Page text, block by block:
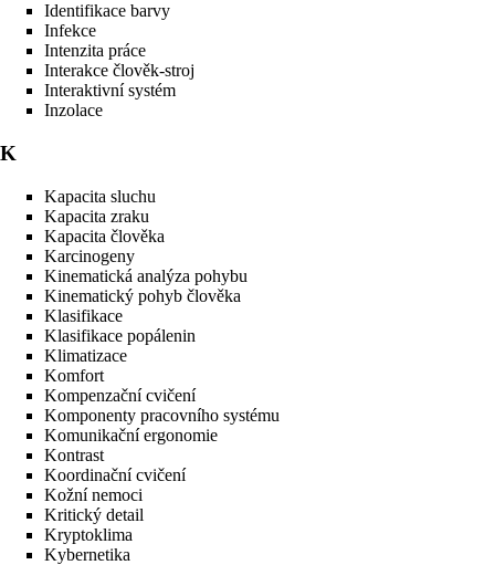
Identifikace barvy
Infekce
Intenzita práce
Interakce člověk-stroj
Interaktivní systém
Inzolace
K
Kapacita sluchu
Kapacita zraku
Kapacita člověka
Karcinogeny
Kinematická analýza pohybu
Kinematický pohyb člověka
Klasifikace
Klasifikace popálenin
Klimatizace
Komfort
Kompenzační cvičení
Komponenty pracovního systému
Komunikační ergonomie
Kontrast
Koordinační cvičení
Kožní nemoci
Kritický detail
Kryptoklima
Kybernetika